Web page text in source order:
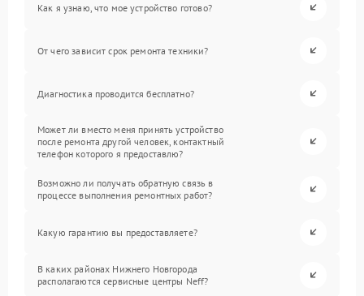
Как я узнаю, что мое устройство готово?
От чего зависит срок ремонта техники?
Диагностика проводится бесплатно?
Может ли вместо меня принять устройство
после ремонта другой человек, контактный
телефон которого я предоставлю?
Возможно ли получать обратную связь в
процессе выполнения ремонтных работ?
Какую гарантию вы предоставляете?
В каких районах Нижнего Новгорода
располагаются сервисные центры Neff?